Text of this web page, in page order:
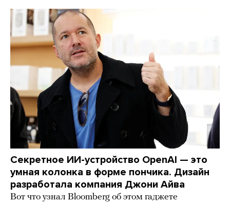
Секретное ИИ-устройство OpenAI — это
умная колонка в форме пончика. Дизайн
разработала компания Джони Айва
Вот что узнал Bloomberg об этом гаджете